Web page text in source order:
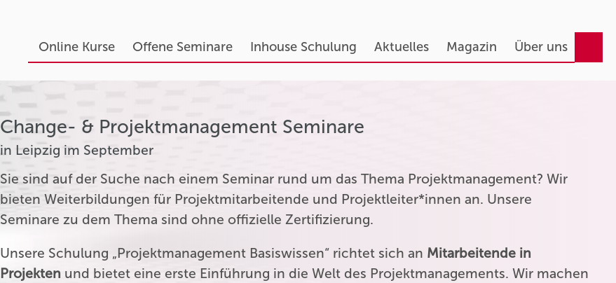
Online Kurse Offene Seminare Inhouse Schulung Aktuelles Magazin Über uns
Change- & Projektmanagement Seminare
in Leipzig im September
Sie sind auf der Suche nach einem Seminar rund um das Thema Projektmanagement? Wir
bieten Weiterbildungen für Projektmitarbeitende und Projektleiter*innen an. Unsere
Seminare zu dem Thema sind ohne offizielle Zertifizierung.
Unsere Schulung „Projektmanagement Basiswissen“ richtet sich an Mitarbeitende in
Projekten und bietet eine erste Einführung in die Welt des Projektmanagements. Wir machen